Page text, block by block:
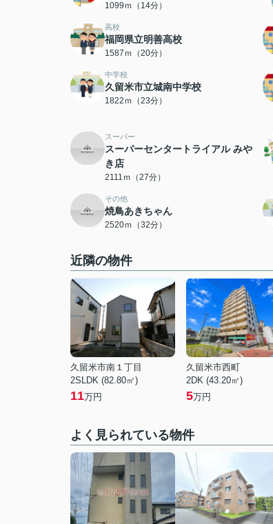
1099ｍ（14分）
高校
福岡県立明善高校
1587ｍ（20分）
中学校
久留米市立城南中学校
1822ｍ（23分）
スーパー
スーパーセンタートライアル みや
き店
2111ｍ（27分）
その他
焼鳥あきちゃん
2520ｍ（32分）
近隣の物件
久留米市南１丁目
2SLDK (82.80㎡)
11万円
久留米市西町
2DK (43.20㎡)
5万円
よく見られている物件